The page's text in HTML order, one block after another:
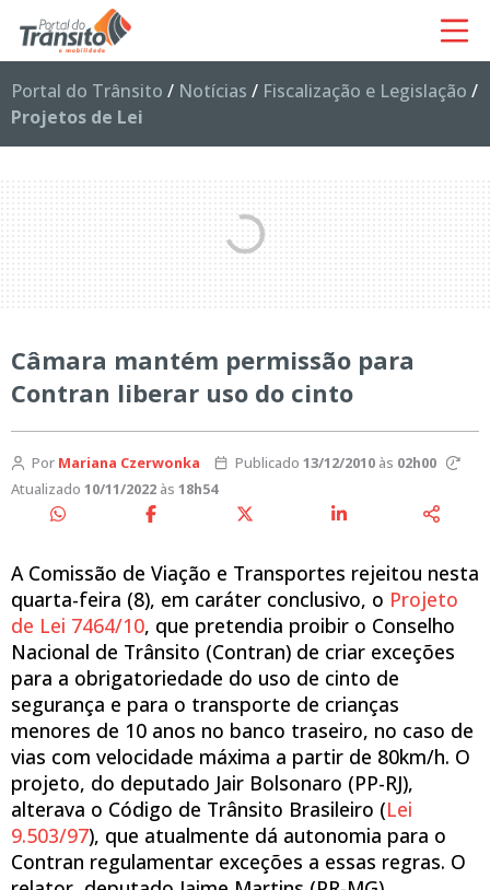
Portal do Trânsito / Notícias / Fiscalização e Legislação /
Projetos de Lei
Câmara mantém permissão para
Contran liberar uso do cinto
Por Mariana Czerwonka Publicado 13/12/2010às 02h00
Atualizado 10/11/2022 às 18h54
A Comissão de Viação e Transportes rejeitou nesta
quarta-feira (8), em caráter conclusivo, o Projeto
de Lei 7464/10, que pretendia proibir o Conselho
Nacional de Trânsito (Contran) de criar exceções
para a obrigatoriedade do uso de cinto de
segurança e para o transporte de crianças
menores de 10 anos no banco traseiro, no caso de
vias com velocidade máxima a partir de 80km/h. O
projeto, do deputado Jair Bolsonaro (PP-RJ),
alterava o Código de Trânsito Brasileiro (Lei
9.503/97), que atualmente dá autonomia para o
Contran regulamentar exceções a essas regras. O